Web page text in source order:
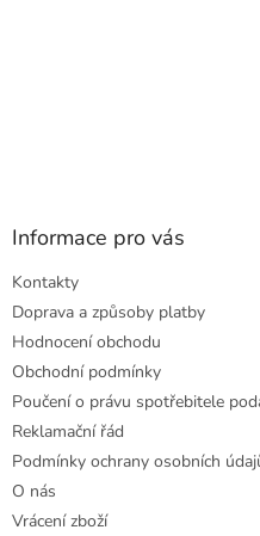
Informace pro vás
Kontakty
Doprava a způsoby platby
Hodnocení obchodu
Obchodní podmínky
Poučení o právu spotřebitele
Reklamační řád
Podmínky ochrany osobních
O nás
Vrácení zboží